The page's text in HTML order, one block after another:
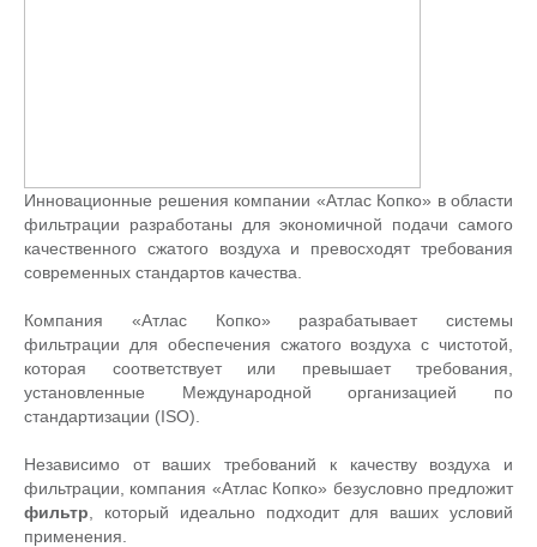
Инновационные решения компании «Атлас Копко» в области
фильтрации разработаны для экономичной подачи самого
качественного сжатого воздуха и превосходят требования
современных стандартов качества.
Компания «Атлас Копко» разрабатывает системы
фильтрации для обеспечения сжатого воздуха с чистотой,
которая соответствует или превышает требования,
установленные Международной организацией по
стандартизации (ISO).
Независимо от ваших требований к качеству воздуха и
фильтрации, компания «Атлас Копко» безусловно предложит
фильтр , который идеально подходит для ваших условий
применения.